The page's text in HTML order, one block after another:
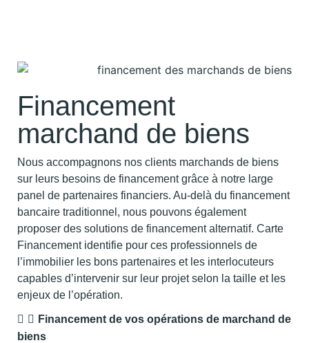
Financement
marchand de biens
Nous accompagnons nos clients marchands de biens
sur leurs besoins de financement grâce à notre large
panel de partenaires financiers. Au-delà du financement
bancaire traditionnel, nous pouvons également
proposer des solutions de financement alternatif. Carte
Financement identifie pour ces professionnels de
l’immobilier les bons partenaires et les interlocuteurs
capables d’intervenir sur leur projet selon la taille et les
enjeux de l’opération.
Financement de vos opérations de marchand de
biens